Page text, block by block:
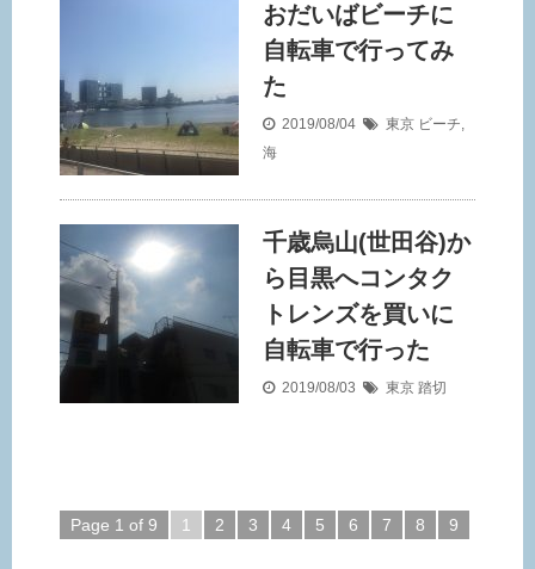
おだいばビーチに
自転車で行ってみ
た
2019/08/04 東京 ビーチ,
海
千歳烏山(世田谷)か
ら目黒へコンタク
トレンズを買いに
自転車で行った
2019/08/03 東京 踏切
Page 1 of 9 1 2 3 4 5 6 7 8 9